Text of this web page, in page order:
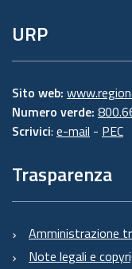
URP
Sito web:
Numero verde:
Scrivici: e-mail - PEC
Trasparenza
Amministrazione
Note legali e